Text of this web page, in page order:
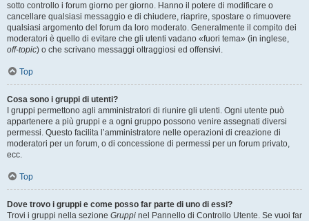
sotto controllo i forum giorno per giorno. Hanno il potere di modificare o
cancellare qualsiasi messaggio e di chiudere, riaprire, spostare o rimuovere
qualsiasi argomento del forum da loro moderato. Generalmente il compito dei
moderatori è quello di evitare che gli utenti vadano «fuori tema» (in inglese,
off-topic) o che scrivano messaggi oltraggiosi ed offensivi.
Top
Cosa sono i gruppi di utenti?
I gruppi permettono agli amministratori di riunire gli utenti. Ogni utente può
appartenere a più gruppi e a ogni gruppo possono venire assegnati diversi
permessi. Questo facilita l’amministratore nelle operazioni di creazione di
moderatori per un forum, o di concessione di permessi per un forum privato,
ecc.
Top
Dove trovo i gruppi e come posso far parte di uno di essi?
Trovi i gruppi nella sezione Gruppi nel Pannello di Controllo Utente. Se vuoi far